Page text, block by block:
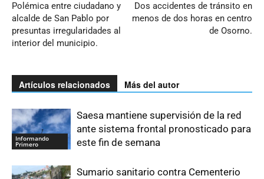
Polémica entre ciudadano y
alcalde de San Pablo por
presuntas irregularidades al
interior del municipio.
Dos accidentes de tránsito en
menos de dos horas en centro
de Osorno.
Artículos relacionados Más del autor
Informando
Primero
Saesa mantiene supervisión de la red
ante sistema frontal pronosticado para
este fin de semana
Sumario sanitario contra Cementerio